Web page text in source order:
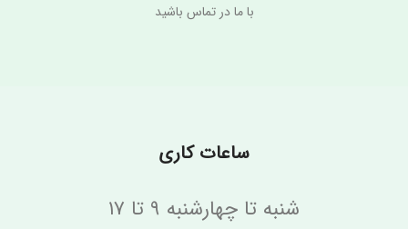
با ما در تماس باشید
ساعات کاری
شنبه تا چهارشنبه ۹ تا ۱۷